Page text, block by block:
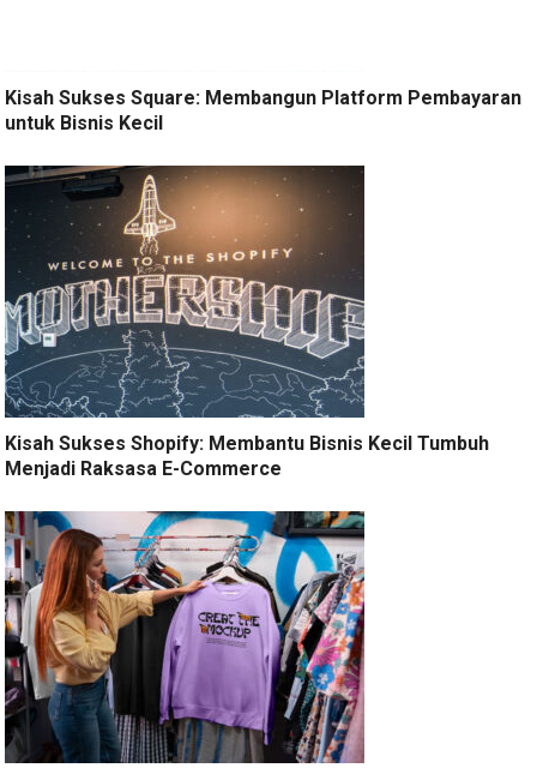
Kisah Sukses Square: Membangun Platform Pembayaran
untuk Bisnis Kecil
Kisah Sukses Shopify: Membantu Bisnis Kecil Tumbuh
Menjadi Raksasa E-Commerce